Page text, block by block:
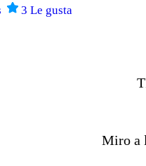
3 Le gusta
lo lejos el